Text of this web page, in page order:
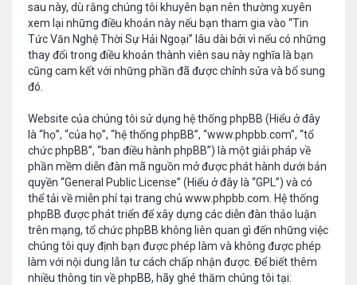
sau này, dù rằng chúng tôi khuyên bạn nên thường xuyên
xem lại những điều khoản này nếu bạn tham gia vào “Tin
Tức Văn Nghệ Thời Sự Hải Ngoại” lâu dài bởi vì nếu có những
thay đổi trong điều khoản thành viên sau này nghĩa là bạn
cũng cam kết với những phần đã được chỉnh sửa và bổ sung
đó.
Website của chúng tôi sử dụng hệ thống phpBB (Hiểu ở đây
là “họ”, “của họ”, “hệ thống phpBB”, “www.phpbb.com”, “tổ
chức phpBB”, “ban điều hành phpBB”) là một giải pháp về
phần mềm diễn đàn mã nguồn mở được phát hành dưới bản
quyền “General Public License” (Hiểu ở đây là “GPL”) và có
thể tải về miễn phí tại trang chủ www.phpbb.com . Hệ thống
phpBB được phát triển để xây dựng các diễn đàn thảo luận
trên mạng, tổ chức phpBB không liên quan gì đến những việc
chúng tôi quy định bạn được phép làm và không được phép
làm với nội dung lẫn tư cách chấp nhận được. Để biết thêm
nhiều thông tin về phpBB, hãy ghé thăm chúng tôi tại: